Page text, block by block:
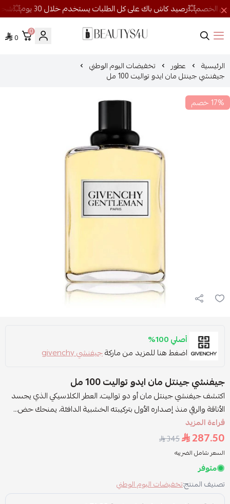
روائح الجمال
0
0
الرئيسية عطور تخفيضات اليوم الوطني
جيفنشي جينتل مان ايدو تواليت 100 مل
17% خصم
أصلي 100%
اضغط هنا للمزيد من ماركةجيفنشي givenchy
جيفنشي جينتل مان ايدو تواليت 100 مل
اكتشف جيفنشي جينتل مان أو دو تواليت، العطر الكلاسيكي الذي يجسد
الأناقة والرقي منذ إصداره الأول بتركيبته الخشبية الدافئة، يمنحك حض...
قراءة المزيد
287.50
345
السعر شامل الضريبه
متوفر
تصنيف المنتج:تخفيضات اليوم الوطني